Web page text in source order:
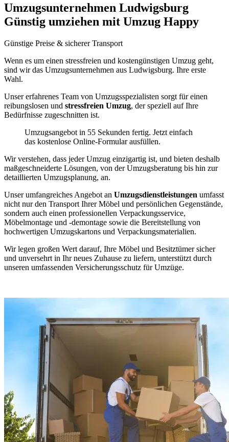
Umzugsunternehmen Ludwigsburg
Günstig umziehen mit Umzug Happy
Günstige Preise & sicherer Transport
Wenn es um einen stressfreien und kostengünstigen Umzug geht,
sind wir das Umzugsunternehmen aus Ludwigsburg. Ihre erste
Wahl.
Unser erfahrenes Team von Umzugsspezialisten sorgt für einen
reibungslosen und stressfreien Umzug, der speziell auf Ihre
Bedürfnisse zugeschnitten ist.
Umzugsangebot in 55 Sekunden fertig. Jetzt einfach
das kostenlose Online-Formular ausfüllen.
Wir verstehen, dass jeder Umzug einzigartig ist, und bieten deshalb
maßgeschneiderte Lösungen, von der Umzugsberatung bis hin zur
detaillierten Umzugsplanung, an.
Unser umfangreiches Angebot an Umzugsdienstleistungen umfasst
nicht nur den Transport Ihrer Möbel und persönlichen Gegenstände,
sondern auch einen professionellen Verpackungsservice,
Möbelmontage und -demontage sowie die Bereitstellung von
hochwertigen Umzugskartons und Verpackungsmaterialien.
Wir legen großen Wert darauf, Ihre Möbel und Besitztümer sicher
und unversehrt in Ihr neues Zuhause zu liefern, unterstützt durch
unseren umfassenden Versicherungsschutz für Umzüge.